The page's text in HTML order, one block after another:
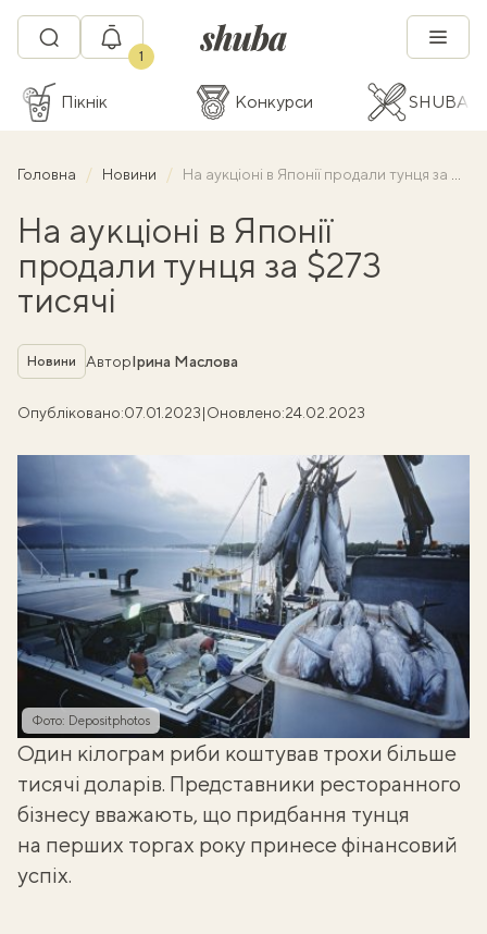
1
Пікнік Конкурси SHUBA
Головна Новини На аукціоні в Японії продали тунця за $273 тисячі
На аукціоні в Японії
продали тунця за $273
тисячі
Рубрика
Новини АвторІрина Маслова
Опубліковано:07.01.2023|Оновлено:24.02.2023
Фото: Depositphotos
Один кілограм риби коштував трохи більше
тисячі доларів. Представники ресторанного
бізнесу вважають, що придбання тунця
на перших торгах року принесе фінансовий
успіх.